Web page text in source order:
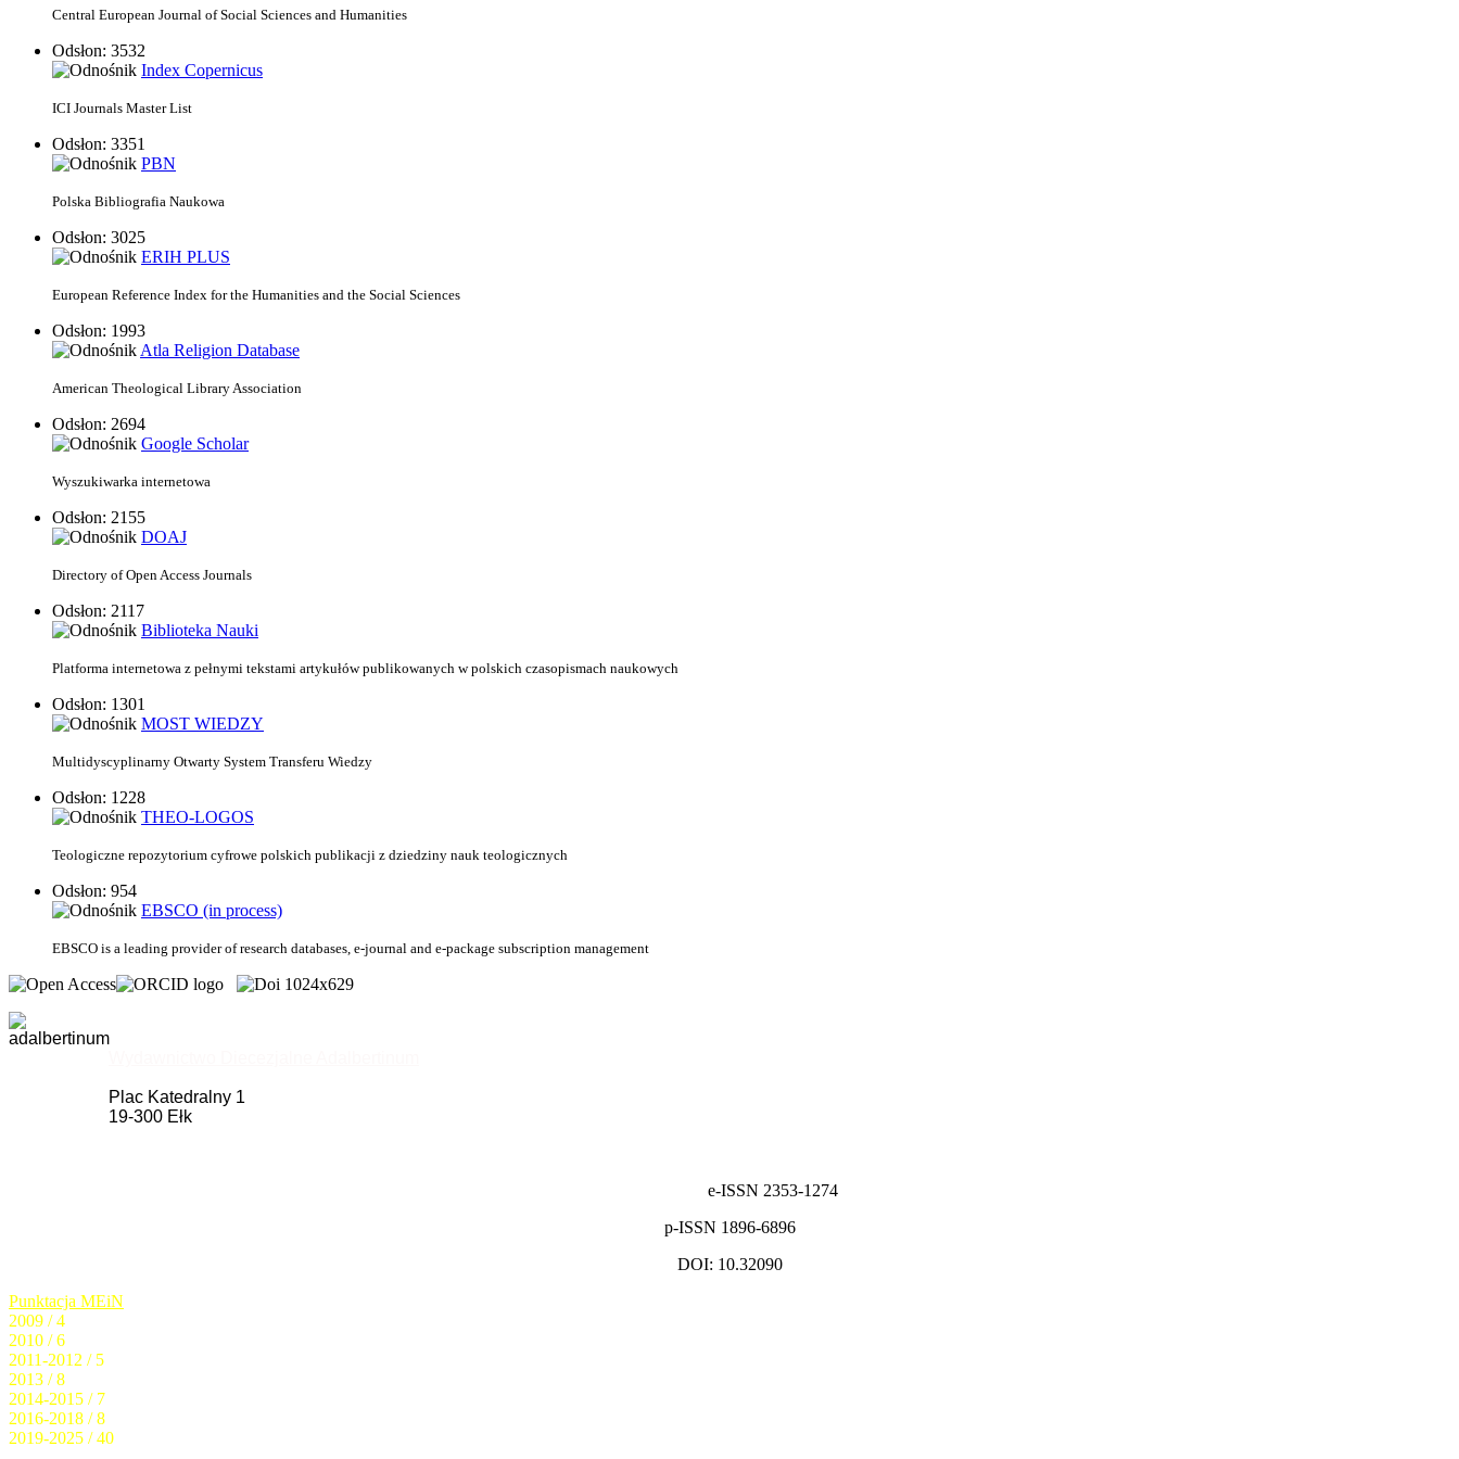
Central European Journal of Social Sciences and Humanities
Odsłon: 3532
Index Copernicus
ICI Journals Master List
Odsłon: 3351
PBN
Polska Bibliografia Naukowa
Odsłon: 3025
ERIH PLUS
European Reference Index for the Humanities and the Social Sciences
Odsłon: 1993
Atla Religion Database
American Theological Library Association
Odsłon: 2694
Google Scholar
Wyszukiwarka internetowa
Odsłon: 2155
DOAJ
Directory of Open Access Journals
Odsłon: 2117
Biblioteka Nauki
Platforma internetowa z pełnymi tekstami artykułów publikowanych w polskich czasopismach naukowych
Odsłon: 1301
MOST WIEDZY
Multidyscyplinarny Otwarty System Transferu Wiedzy
Odsłon: 1228
THEO-LOGOS
Teologiczne repozytorium cyfrowe polskich publikacji z dziedziny nauk teologicznych
Odsłon: 954
EBSCO (in process)
EBSCO is a leading provider of research databases, e-journal and e-package subscription management
Plac Katedralny 1
19-300 Ełk
e-ISSN 2353-1274
p-ISSN 1896-6896
DOI: 10.32090
Punktacja MEiN
2009 / 4
2010 / 6
2011-2012 / 5
2013 / 8
2014-2015 / 7
2016-2018 / 8
2019-2025 / 40